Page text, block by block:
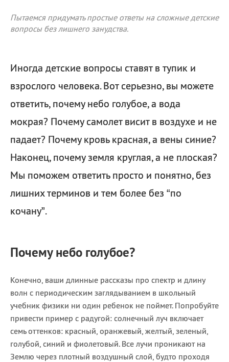
Пытаемся придумать простые ответы на сложные детские
вопросы без лишнего занудства.
Иногда детские вопросы ставят в тупик и
взрослого человека. Вот серьезно, вы можете
ответить, почему небо голубое, а вода
мокрая? Почему самолет висит в воздухе и не
падает? Почему кровь красная, а вены синие?
Наконец, почему земля круглая, а не плоская?
Мы поможем ответить просто и понятно, без
лишних терминов и тем более без “по
кочану”.
Почему небо голубое?
Конечно, ваши длинные рассказы про спектр и длину
волн с периодическим заглядыванием в школьный
учебник физики ни один ребенок не поймет. Попробуйте
привести пример с радугой: солнечный луч включает
семь оттенков: красный, оранжевый, желтый, зеленый,
голубой, синий и фиолетовый. Все лучи проникают на
Землю через плотный воздушный слой, будто проходя